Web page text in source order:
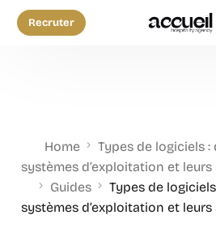
Recruter
Home
Types de logiciels :
systèmes d’exploitation et
Guides
Types de
systèmes d’exploitation et